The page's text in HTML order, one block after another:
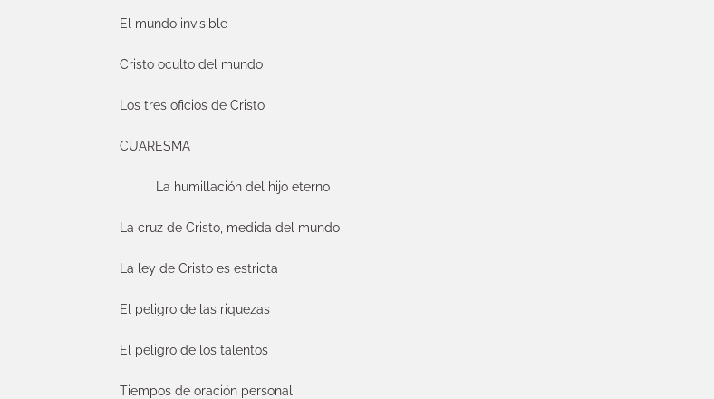
El mundo invisible
Cristo oculto del mundo
Los tres oficios de Cristo
CUARESMA
La humillación del hijo eterno
La cruz de Cristo, medida del mundo
La ley de Cristo es estricta
El peligro de las riquezas
El peligro de los talentos
Tiempos de oración personal